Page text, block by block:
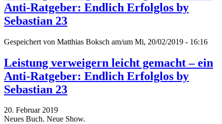
Anti-Ratgeber: Endlich Erfolglos by
Sebastian 23
Gespeichert von Matthias Boksch am/um Mi, 20/02/2019 - 16:16
Leistung verweigern leicht gemacht – ein
Anti-Ratgeber: Endlich Erfolglos by
Sebastian 23
20. Februar 2019
Neues Buch. Neue Show.